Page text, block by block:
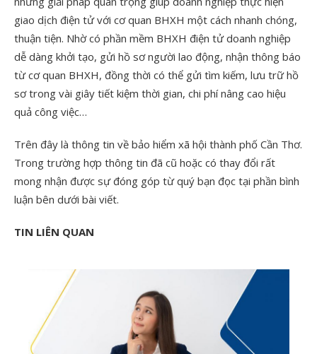
giao dịch điện tử với cơ quan BHXH một cách nhanh chóng,
thuận tiện. Nhờ có phần mềm BHXH điện tử doanh nghiệp
dễ dàng khởi tạo, gửi hồ sơ người lao động, nhận thông báo
từ cơ quan BHXH, đồng thời có thể gửi tìm kiếm, lưu trữ hồ
sơ trong vài giây tiết kiệm thời gian, chi phí nâng cao hiệu
quả công việc…
Trên đây là thông tin về bảo hiểm xã hội thành phố Cần Thơ.
Trong trường hợp thông tin đã cũ hoặc có thay đổi rất
mong nhận được sự đóng góp từ quý bạn đọc tại phần bình
luận bên dưới bài viết.
TIN LIÊN QUAN